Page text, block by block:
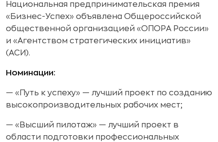
Национальная предпринимательская премия
«Бизнес-Успех» объявлена Общероссийской
общественной организацией «ОПОРА России»
и «Агентством стратегических инициатив»
(АСИ).
Номинации:
— «Путь к успеху» — лучший проект по созданию
высокопроизводительных рабочих мест;
— «Высший пилотаж» — лучший проект в
области подготовки профессиональных